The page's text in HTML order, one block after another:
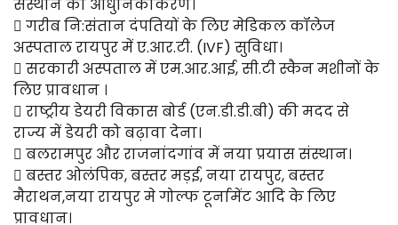
संस्थान का आधुनिकीकरण।
 गरीब नि:संतान दंपतियों के लिए मेडिकल कॉलेज
अस्पताल रायपुर में ए.आर.टी. (IVF) सुविधा।
 सरकारी अस्पताल में एम.आर.आई, सी.टी स्कैन मशीनों के
लिए प्रावधान ।
 राष्ट्रीय डेयरी विकास बोर्ड (एन.डी.डी.बी) की मदद से
राज्य में डेयरी को बढ़ावा देना।
 बलरामपुर और राजनांदगांव में नया प्रयास संस्थान।
 बस्तर ओलंपिक, बस्तर मड़ई, नया रायपुर, बस्तर
मैराथन,नया रायपुर मे गोल्फ टूर्नामेंट आदि के लिए
प्रावधान।